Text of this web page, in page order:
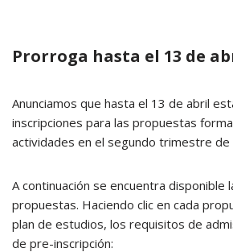
Prorroga hasta el 13 de
Anunciamos que hasta el 13 de abril
inscripciones para las propuestas
actividades en el segundo trimestre de
A continuación se encuentra disponible
propuestas. Haciendo clic en cada
plan de estudios, los requisitos de
de pre-inscripción: